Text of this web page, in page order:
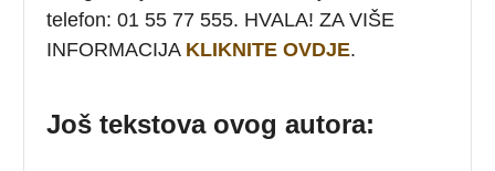
telefon: 01 55 77 555. HVALA! ZA VIŠE
INFORMACIJA KLIKNITE OVDJE.
Još tekstova ovog autora: